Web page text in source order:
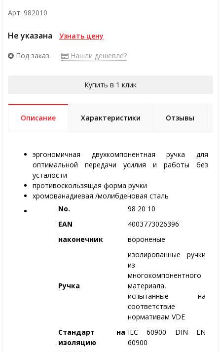
Арт. 982010
Не указана Узнать цену
Под заказ Нашли дешевле?
Купить в 1 клик
Описание Характеристики Отзывы
эргономичная двухкомпонентная ручка для
оптимальной передачи усилия и работы без
усталости
противоскользящая форма ручки
хромованадиевая /молибденовая сталь
No.
98 20 10
EAN
4003773026396
наконечник
вороненые
Ручка
изолированные ручки
из
многокомпонентного
материала,
испытанные на
соответствие
нормативам VDE
Стандарт на
изоляцию
IEC 60900 DIN EN
60900